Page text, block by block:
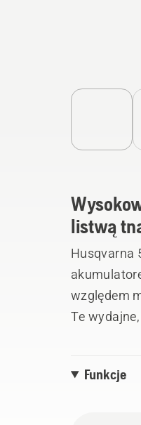
listwą
Husqvarna
względem
Te
Funkcje